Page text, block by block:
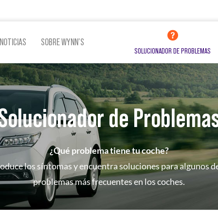
ADITIVOS LUBRICACIÓN
VER TODOS LOS PRODUCTOS
NOTICIAS SOBRE WYNN’S
SOLUCIONADOR DE PROBLEMAS
de
¿Qué problema tiene tu coche?
los síntomas y encuentra soluciones para algunos
problemas más frecuentes en los coches.